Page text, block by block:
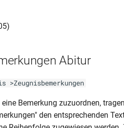
Abitur
>Zeugnisbemerkungen
Bemerkung zuzuordnen,
den entsprechenden